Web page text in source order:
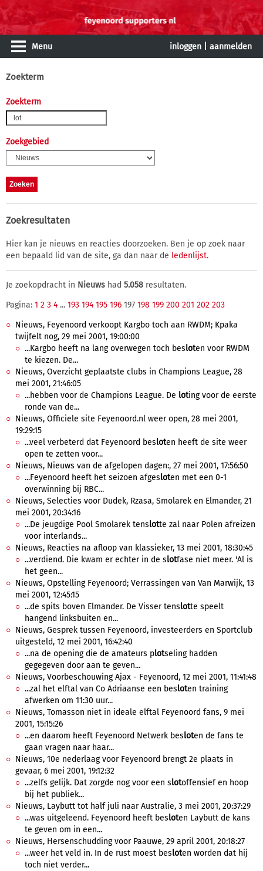
Menu inloggen aanmelden
Zoekterm
Zoekterm
Zoekgebied
Zoekresultaten
Hier kan je nieuws en reacties doorzoeken. Ben je op zoek naar
een bepaald lid van de site, ga dan naar de ledenlijst.
Je zoekopdracht in Nieuws had 5.058 resultaten.
Pagina: 1 2 3 4 ... 193 194 195 196 197 198 199 200 201 202 203
Nieuws, Feyenoord verkoopt Kargbo toch aan RWDM; Kpaka
twijfelt nog, 29 mei 2001, 19:00:00
...Kargbo heeft na lang overwegen toch besloten voor RWDM
te kiezen. De...
Nieuws, Overzicht geplaatste clubs in Champions League, 28
mei 2001, 21:46:05
...hebben voor de Champions League. De loting voor de eerste
ronde van de...
Nieuws, Officiele site Feyenoord.nl weer open, 28 mei 2001,
19:29:15
...veel verbeterd dat Feyenoord besloten heeft de site weer
open te zetten voor...
Nieuws, Nieuws van de afgelopen dagen:, 27 mei 2001, 17:56:50
...Feyenoord heeft het seizoen afgesloten met een 0-1
overwinning bij RBC...
Nieuws, Selecties voor Dudek, Rzasa, Smolarek en Elmander, 21
mei 2001, 20:34:16
...De jeugdige Pool Smolarek tenslotte zal naar Polen afreizen
voor interlands...
Nieuws, Reacties na afloop van klassieker, 13 mei 2001, 18:30:45
...verdiend. Die kwam er echter in de slotfase niet meer. 'Al is
het geen...
Nieuws, Opstelling Feyenoord; Verrassingen van Van Marwijk, 13
mei 2001, 12:45:15
...de spits boven Elmander. De Visser tenslotte speelt
hangend linksbuiten en...
Nieuws, Gesprek tussen Feyenoord, investeerders en Sportclub
uitgesteld, 12 mei 2001, 16:42:40
...na de opening die de amateurs plotseling hadden
gegegeven door aan te geven...
Nieuws, Voorbeschouwing Ajax - Feyenoord, 12 mei 2001, 11:41:48
...zal het elftal van Co Adriaanse een besloten training
afwerken om 11:30 uur...
Nieuws, Tomasson niet in ideale elftal Feyenoord fans, 9 mei
2001, 15:15:26
...en daarom heeft Feyenoord Netwerk besloten de fans te
gaan vragen naar haar...
Nieuws, 10e nederlaag voor Feyenoord brengt 2e plaats in
gevaar, 6 mei 2001, 19:12:32
...zelfs gelijk. Dat zorgde nog voor een slotoffensief en hoop
bij het publiek...
Nieuws, Laybutt tot half juli naar Australie, 3 mei 2001, 20:37:29
...was uitgeleend. Feyenoord heeft besloten Laybutt de kans
te geven om in een...
Nieuws, Hersenschudding voor Paauwe, 29 april 2001, 20:18:27
...weer het veld in. In de rust moest besloten worden dat hij
toch niet verder...